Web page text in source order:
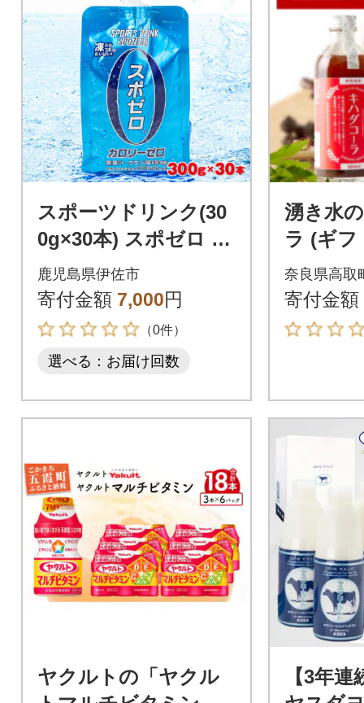
スポーツドリンク(30
0g×30本) スポゼロ パ
ウチ カロリーゼロ(伊
佐市)
鹿児島県伊佐市
寄付金額 7,000円
（0件）
選べる：お届け回数
湧き水
ラ (ギフ
付)
奈良県高取
寄付金額
ヤクルトの「ヤクル
【3年